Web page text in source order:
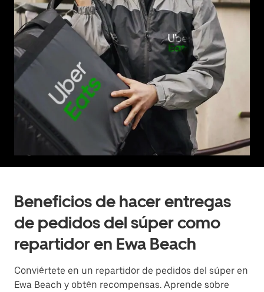
Beneficios de hacer entregas
de pedidos del súper como
repartidor en Ewa Beach
Conviértete en un repartidor de pedidos del súper en
Ewa Beach y obtén recompensas. Aprende sobre